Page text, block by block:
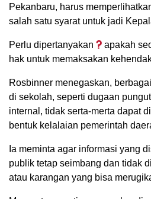
Pekanbaru, harus
salah satu syarat untuk jadi
Perlu dipertanyakan
apakah
hak untuk memaksakan
Rosbinner menegaskan,
di sekolah, seperti dugaan
internal, tidak serta-merta dapat
bentuk kelalaian pemerintah
Ia meminta agar informasi yang
publik tetap seimbang dan tidak
atau karangan yang bisa